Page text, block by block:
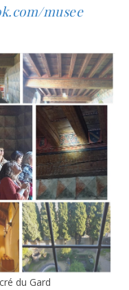
musee
du Gard